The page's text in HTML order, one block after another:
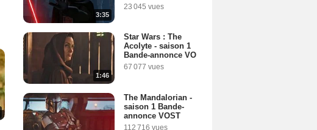
3:35
23 045 vues
1:46
Star Wars : The
Acolyte - saison 1
Bande-annonce VO
67 077 vues
The Mandalorian -
saison 1 Bande-
annonce VOST
112 716 vues